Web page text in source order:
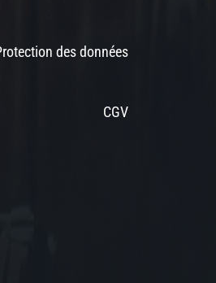
des données
CGV